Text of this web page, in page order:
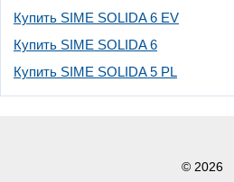
Купить SIME SOLIDA 6 EV
Купить SIME SOLIDA 6
Купить SIME SOLIDA 5 PL
© 2026